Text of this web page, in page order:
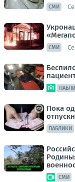
СМИ
СМИ
Пока
ПАБЛИКИ
СМИ